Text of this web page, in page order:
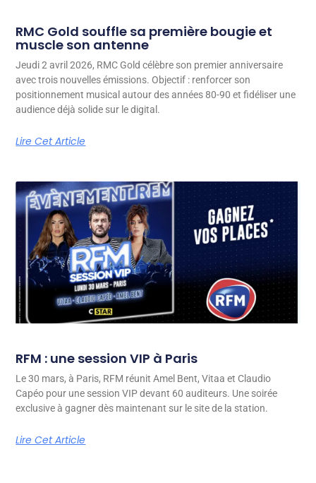
RMC Gold souffle sa première bougie et
muscle son antenne
Jeudi 2 avril 2026, RMC Gold célèbre son premier anniversaire
avec trois nouvelles émissions. Objectif : renforcer son
positionnement musical autour des années 80-90 et fidéliser une
audience déjà solide sur le digital.
Lire Cet Article
RFM : une session VIP à Paris
Le 30 mars, à Paris, RFM réunit Amel Bent, Vitaa et Claudio
Capéo pour une session VIP devant 60 auditeurs. Une soirée
exclusive à gagner dès maintenant sur le site de la station.
Lire Cet Article